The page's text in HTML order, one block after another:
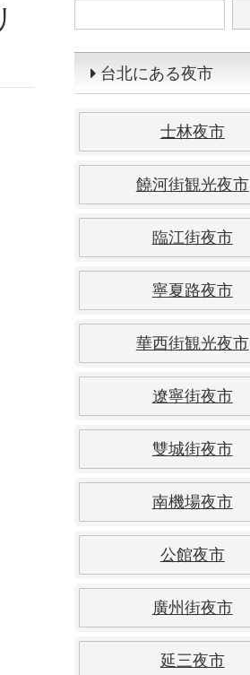
台北にある夜市
士林夜市
饒河街観光夜市
臨江街夜市
寧夏路夜市
華西街観光夜市
遼寧街夜市
雙城街夜市
南機場夜市
公館夜市
廣州街夜市
延三夜市